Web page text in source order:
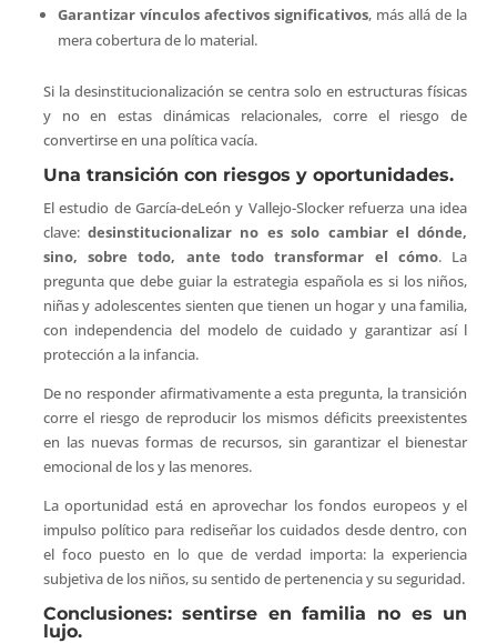
Garantizar vínculos afectivos significativos, más allá de la
mera cobertura de lo material.
Si la desinstitucionalización se centra solo en estructuras físicas
y no en estas dinámicas relacionales, corre el riesgo de
convertirse en una política vacía.
Una transición con riesgos y oportunidades.
El estudio de García-deLeón y Vallejo-Slocker refuerza una idea
clave:desinstitucionalizar no es solo cambiar el dónde,
sino, sobre todo, ante todo transformar el cómo. La
pregunta que debe guiar la estrategia española es si los niños,
niñas y adolescentes sienten que tienen un hogar y una familia,
con independencia del modelo de cuidado y garantizar así l
protección a la infancia.
De no responder afirmativamente a esta pregunta, la transición
corre el riesgo de reproducir los mismos déficits preexistentes
en las nuevas formas de recursos, sin garantizar el bienestar
emocional de los y las menores.
La oportunidad está en aprovechar los fondos europeos y el
impulso político para rediseñar los cuidados desde dentro, con
el foco puesto en lo que de verdad importa: la experiencia
subjetiva de los niños, su sentido de pertenencia y su seguridad.
Conclusiones: sentirse en familia no es un
lujo.